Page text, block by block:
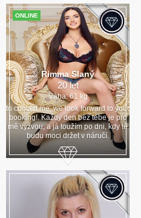
ONLINE
Rimma Slaný
20 let
Váha: 61 kg
to contact me, we look forward to your
booking!. Každý den bez tebe je pro
mě výzvou, a já toužím po dni, kdy tě
budu moci držet v náručí.